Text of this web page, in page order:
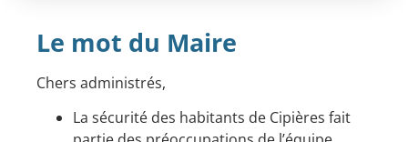
Le mot du Maire
Chers administrés,
La sécurité des habitants de Cipières fait